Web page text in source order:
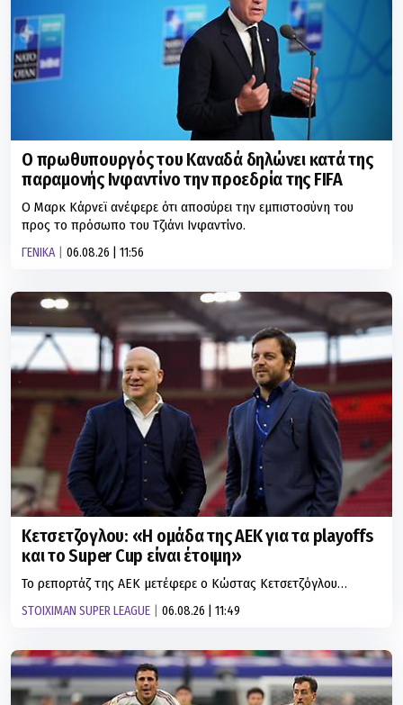
Ο πρωθυπουργός του Καναδά δηλώνει κατά της
παραμονής Ινφαντίνο την προεδρία της FIFA
Ο Μαρκ Κάρνεϊ ανέφερε ότι αποσύρει την εμπιστοσύνη του
προς το πρόσωπο του Τζιάνι Ινφαντίνο.
ΓΕΝΙΚΑ 06.08.26 | 11:56
Κετσετζογλου: «Η ομάδα της ΑΕΚ για τα playoffs
και το Super Cup είναι έτοιμη»
Το ρεπορτάζ της ΑΕΚ μετέφερε ο Κώστας Κετσετζόγλου…
STOIXIMAN SUPER LEAGUE 06.08.26 | 11:49